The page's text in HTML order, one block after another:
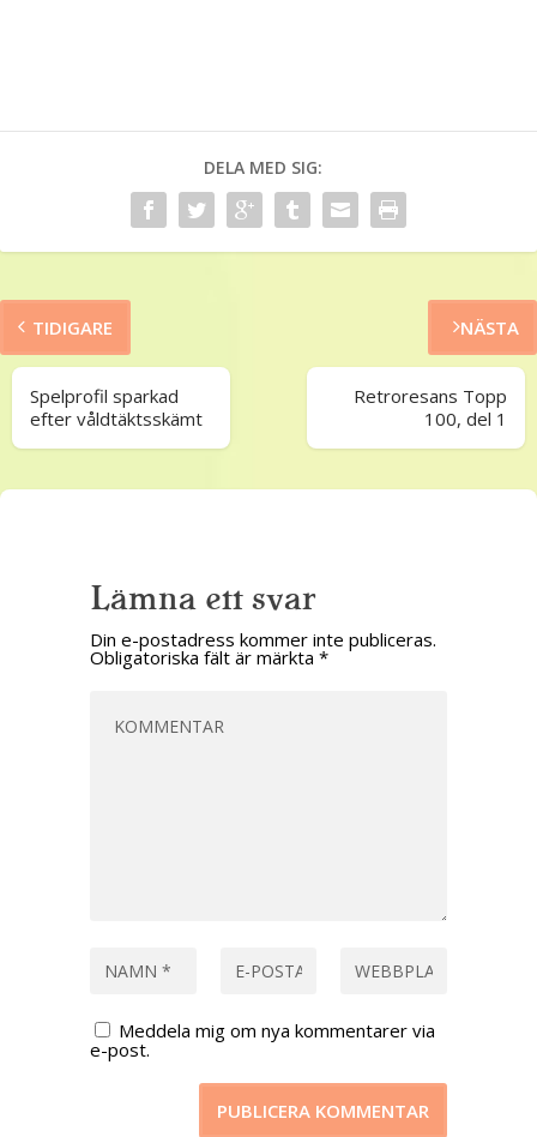
DELA MED SIG:
TIDIGARE
Spelprofil sparkad
efter våldtäktsskämt
NÄSTA
Retroresans Topp
100, del 1
Lämna ett svar
Din e-postadress kommer inte publiceras.
Obligatoriska fält är märkta *
Meddela mig om nya kommentarer via
e-post.